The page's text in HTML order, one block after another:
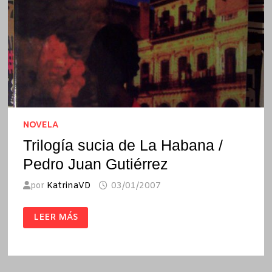
NOVELA
Trilogía sucia de La Habana /
Pedro Juan Gutiérrez
por KatrinaVD 03/01/2007
TRILOGÍA
SUCIA
DE
/
LEER MÁS